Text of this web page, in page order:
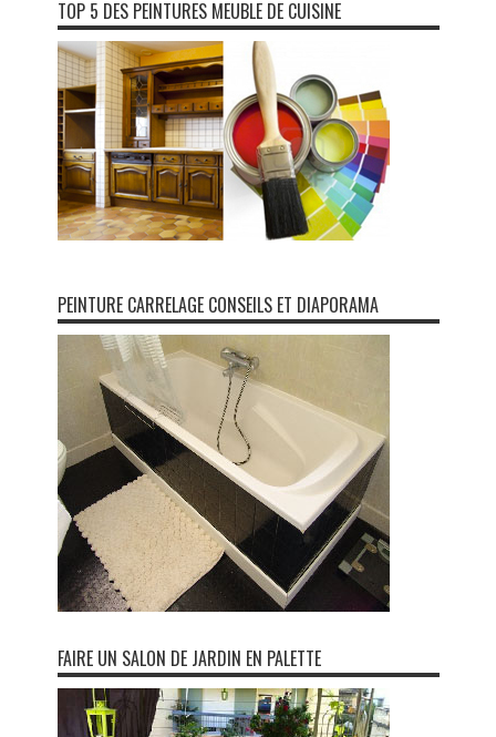
TOP 5 DES PEINTURES MEUBLE DE CUISINE
PEINTURE CARRELAGE CONSEILS ET DIAPORAMA
FAIRE UN SALON DE JARDIN EN PALETTE